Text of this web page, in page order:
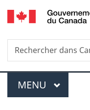
Recherche
Rechercher
dans
Menu
MENU PRINCIPAL